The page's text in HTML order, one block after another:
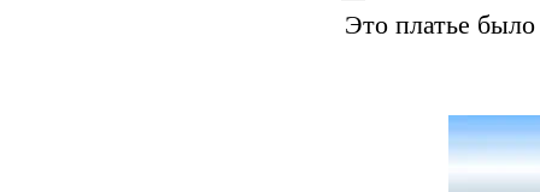
Это платье было